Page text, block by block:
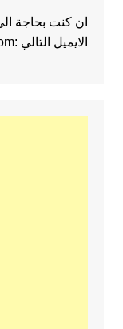
ان كنت بحاجة
الايميل التالي :maktabatiiebook@gmail.com